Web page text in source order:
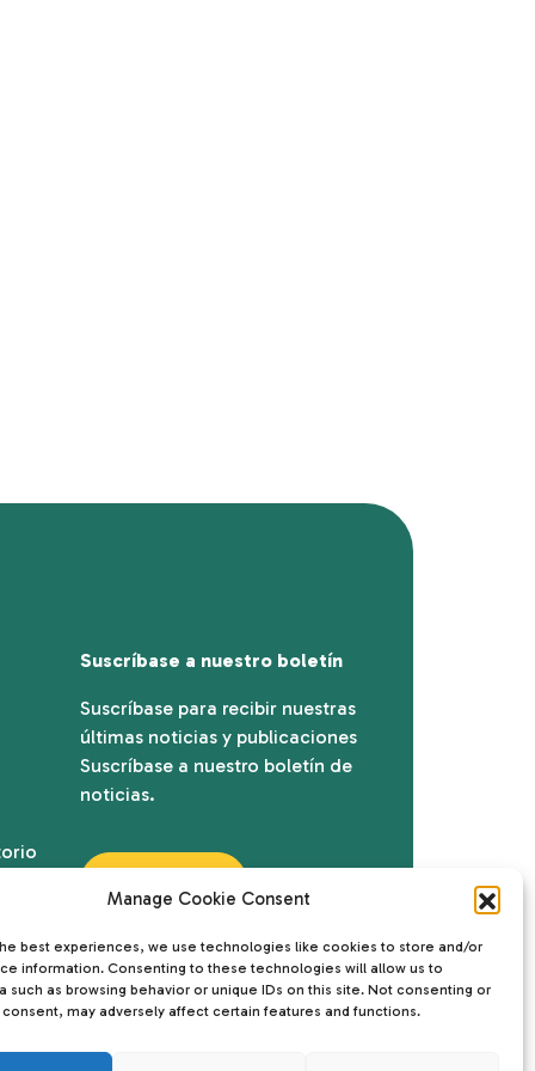
Manage Cookie Consent
best experiences, we use technologies like cookies to store and/or
information. Consenting to these technologies will allow us to
such as browsing behavior or unique IDs on this site. Not consenting or
consent, may adversely affect certain features and functions.
Suscríbase a nuestro boletín
Suscríbase para recibir nuestras
últimas noticias y publicaciones
Suscríbase a nuestro boletín de
noticias.